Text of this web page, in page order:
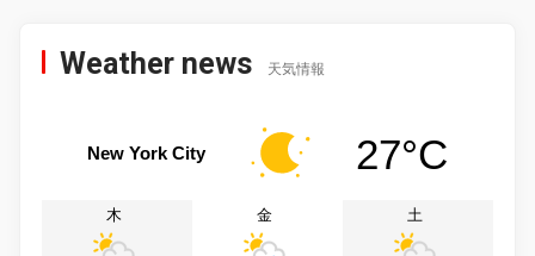
Weather news 天気情報
New York City 27°C
木 金 土